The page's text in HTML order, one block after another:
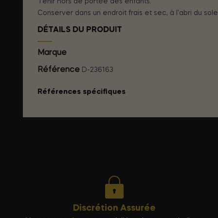
Tenir hors de portée des enfants.
Conserver dans un endroit frais et sec, à l'abri du
DÉTAILS DU PRODUIT
Marque
Référence D-236163
Références spécifiques
Discrétion Assurée